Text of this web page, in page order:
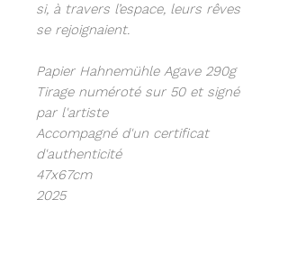
si, à travers l’espace, leurs rêves
se rejoignaient.
Papier Hahnemühle Agave 290g
Tirage numéroté sur 50 et signé
par l'artiste
Accompagné d'un certificat
d'authenticité
47x67cm
2025